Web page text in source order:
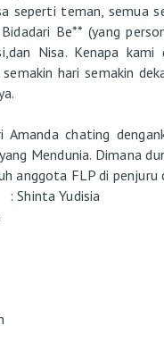
seperti teman, semua
Be** (yang
Nisa. Kenapa
semakin hari semakin
Amanda chating
Mendunia. Dimana
anggota FLP di penjuru
Shinta Yudisia